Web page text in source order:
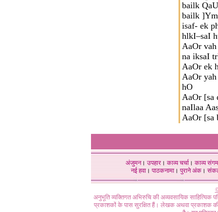
bailk
bailk
isaf- ek
hlkI–saI
AaOr
na iksaI
AaOr ek
AaOr yah
hO
AaOr [sa
naIlaa
AaOr [sa
अंजुमन।उपहार।काव्य चर्चा।काव्य संगम
नई हवा। पाठकनामा। पुराने अंक।
अनुभूति व्यक्तिगत अभिरुचि की अव्यवसायिक
प्रकाशकों के पास सुरक्षित हैं। लेखक अथवा प्रकाशक की